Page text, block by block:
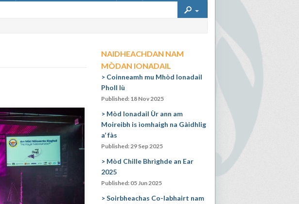
NAIDHEACHDAN NAM
MÒDAN IONADAIL
Coinneamh mu Mhòd Ionadail
Pholl Iù
Published: 18 Nov 2025
Mòd Ionadail Ùr ann am
Moireibh is ìomhaigh na Gàidhlig
a’ fàs
Published: 29 Sep 2025
Mòd Chille Bhrìghde an Ear
2025
Published: 05 Jun 2025
Soirbheachas Co-labhairt nam